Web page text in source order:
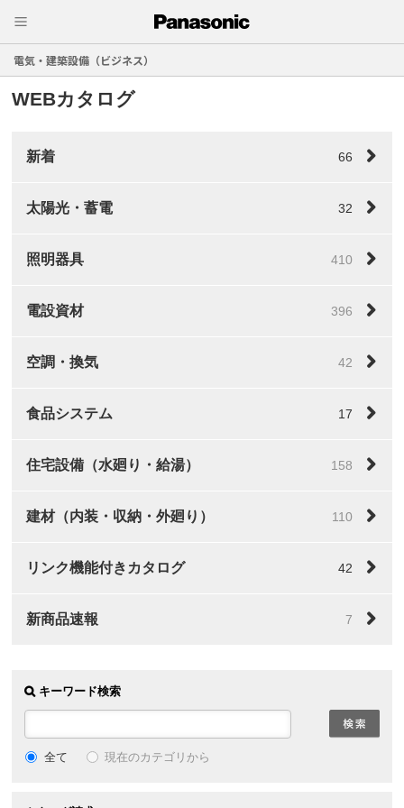
電気・建築設備（ビジネス）
WEBカタログ
新着 66
太陽光・蓄電 32
照明器具 410
電設資材 396
空調・換気 42
食品システム 17
住宅設備（水廻り・給湯） 158
建材（内装・収納・外廻り） 110
リンク機能付きカタログ 42
新商品速報 7
キーワード検索
全て 現在のカテゴリから